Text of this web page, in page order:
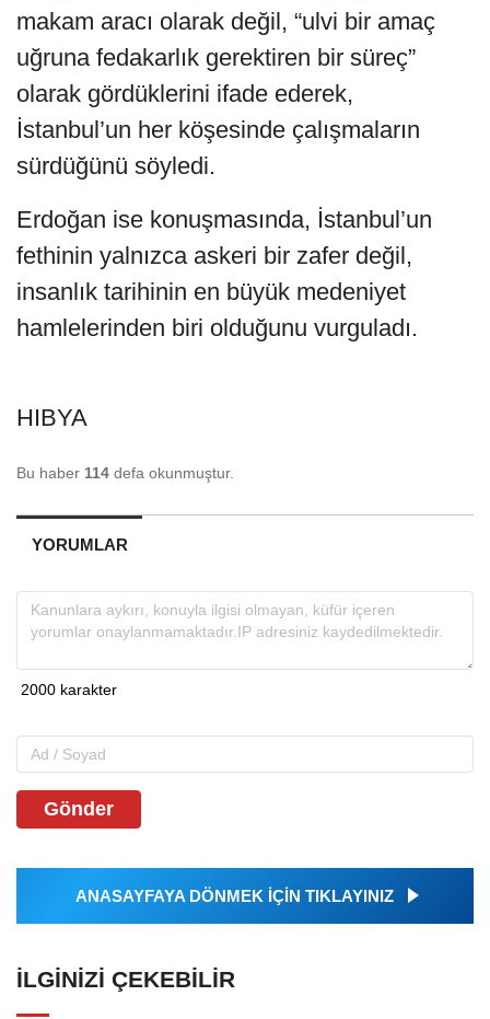
makam aracı olarak değil, “ulvi bir amaç
uğruna fedakarlık gerektiren bir süreç”
olarak gördüklerini ifade ederek,
İstanbul’un her köşesinde çalışmaların
sürdüğünü söyledi.
Erdoğan ise konuşmasında, İstanbul’un
fethinin yalnızca askeri bir zafer değil,
insanlık tarihinin en büyük medeniyet
hamlelerinden biri olduğunu vurguladı.
HIBYA
Bu haber 114 defa okunmuştur.
YORUMLAR
Gönder
ANASAYFAYA DÖNMEK İÇİN TIKLAYINIZ
İLGINIZI ÇEKEBILIR